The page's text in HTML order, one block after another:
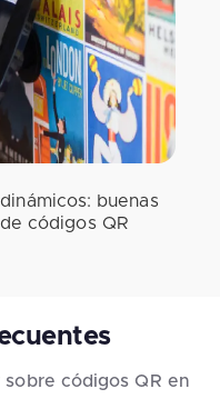
buenas
códigos QR
códigos QR en